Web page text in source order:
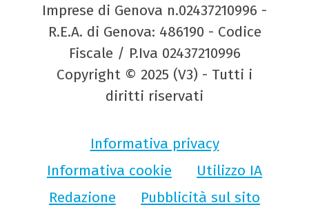
Imprese di Genova n.02437210996 -
R.E.A. di Genova: 486190 - Codice
Fiscale / P.Iva 02437210996
Copyright © 2025 (V3) - Tutti i
diritti riservati
Informativa privacy
Informativa cookie
Utilizzo IA
Redazione
Pubblicità sul sito